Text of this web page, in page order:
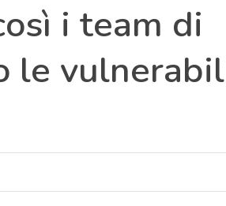
i team di
le